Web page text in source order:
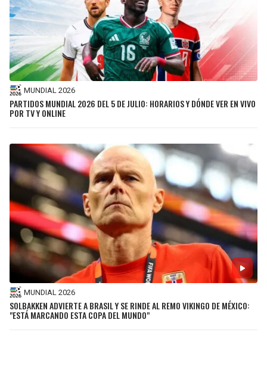
MUNDIAL 2026
PARTIDOS MUNDIAL 2026 DEL 5 DE JULIO: HORARIOS Y DÓNDE VER EN VIVO
POR TV Y ONLINE
MUNDIAL 2026
SOLBAKKEN ADVIERTE A BRASIL Y SE RINDE AL REMO VIKINGO DE MÉXICO:
"ESTÁ MARCANDO ESTA COPA DEL MUNDO"